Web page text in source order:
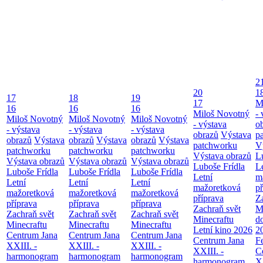
17
16
Miloš Novotný
- výstava
obrazů Výstava
patchworku
Výstava obrazů
Luboše Frídla
Letní
mažoretková
příprava
Zachraň svět
Minecraftu
Centrum Jana
XXIII. -
harmonogram
18
16
Miloš Novotný
- výstava
obrazů Výstava
patchworku
Výstava obrazů
Luboše Frídla
Letní
mažoretková
příprava
Zachraň svět
Minecraftu
Centrum Jana
XXIII. -
harmonogram
19
16
Miloš Novotný
- výstava
obrazů Výstava
patchworku
Výstava obrazů
Luboše Frídla
Letní
mažoretková
příprava
Zachraň svět
Minecraftu
Centrum Jana
XXIII. -
harmonogram
20
17
Miloš Novotný
- výstava
obrazů Výstava
patchworku
Výstava obrazů
Luboše Frídla
Letní
mažoretková
příprava
Zachraň svět
Minecraftu
Letní kino 2026
Centrum Jana
XXIII. -
-